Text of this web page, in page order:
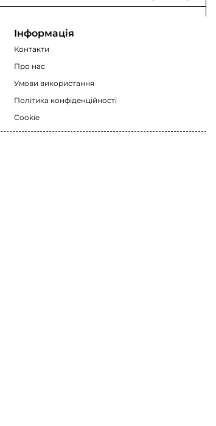
Інформація
Контакти
Про нас
Умови використання
Політика конфіденційності
Cookie